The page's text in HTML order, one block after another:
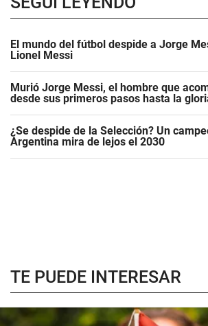
El mundo del fútbol despide a Jorge
Lionel Messi
Murió Jorge Messi, el hombre que
desde sus primeros pasos hasta la
¿Se despide de la Selección? Un
Argentina mira de lejos el 2030
TE PUEDE INTERESAR